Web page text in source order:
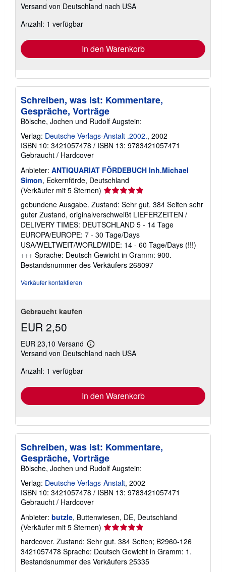
Informationen
Versand von Deutschland nach USA
Anzahl: 1 verfügbar
In den Warenkorb
Schreiben, was ist: Kommentare,
Gespräche, Vorträge
Bölsche, Jochen und Rudolf Augstein:
Verlag: Deutsche Verlags-Anstalt .2002., 2002
ISBN 10: 3421057478 / ISBN 13: 9783421057471
Gebraucht / Hardcover
Anbieter: ANTIQUARIAT FÖRDEBUCH Inh.Michael
Simon, Eckernförde, Deutschland
(Verkäufer mit 5 Sternen) Verkäuferbewertung
5
von
5
Sternen
gebundene Ausgabe. Zustand: Sehr gut. 384 Seiten sehr
guter Zustand, originalverschweißt LIEFERZEITEN /
DELIVERY TIMES: DEUTSCHLAND 5 - 14 Tage
EUROPA/EUROPE: 7 - 30 Tage/Days
USA/WELTWEIT/WORLDWIDE: 14 - 60 Tage/Days (!!!)
+++ Sprache: Deutsch Gewicht in Gramm: 900.
Bestandsnummer des Verkäufers 268097
Verkäufer kontaktieren
Gebraucht kaufen
EUR 2,50
EUR 23,10 Versand
Weitere
Informationen
Versand von Deutschland nach USA
Anzahl: 1 verfügbar
In den Warenkorb
Schreiben, was ist: Kommentare,
Gespräche, Vorträge
Bölsche, Jochen und Rudolf Augstein:
Verlag: Deutsche Verlags-Anstalt, 2002
ISBN 10: 3421057478 / ISBN 13: 9783421057471
Gebraucht / Hardcover
Anbieter: butzle, Buttenwiesen, DE, Deutschland
(Verkäufer mit 5 Sternen) Verkäuferbewertung
von
5
Sternen
hardcover. Zustand: Sehr gut. 384 Seiten; B2960-126
3421057478 Sprache: Deutsch Gewicht in Gramm: 1.
Bestandsnummer des Verkäufers 25335